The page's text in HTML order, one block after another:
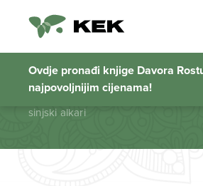
Ovdje pronađi knjige Davora
najpovoljnijim cijenama!
sinjski alkari
Početna stranica
sinjski alkari